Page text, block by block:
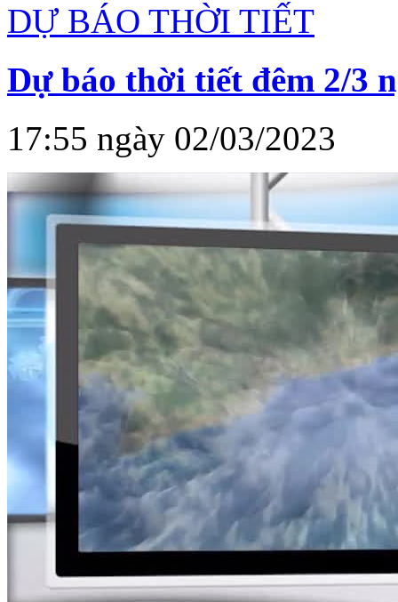
DỰ BÁO THỜI TIẾT
Dự báo thời tiết đêm 2/3
17:55 ngày 02/03/2023